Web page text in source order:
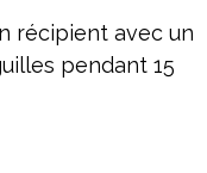
récipient avec un
pendant 15